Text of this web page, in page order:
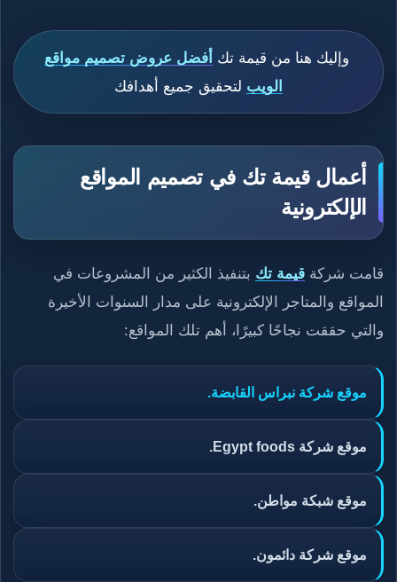
وإليك هنا من قيمة تك
أفضل عروض تصميم مواقع
الويب لتحقيق جميع أهدافك
أعمال قيمة تك في تصميم المواقع
الإلكترونية
قامت شركة قيمة تك بتنفيذ الكثير من المشروعات في
المواقع والمتاجر الإلكترونية على مدار السنوات الأخيرة
والتي حققت نجاحًا كبيرًا، أهم تلك المواقع:
موقع شركة نبراس القابضة.
موقع شركة Egypt foods.
موقع شبكة مواطن.
موقع شركة دائمون.